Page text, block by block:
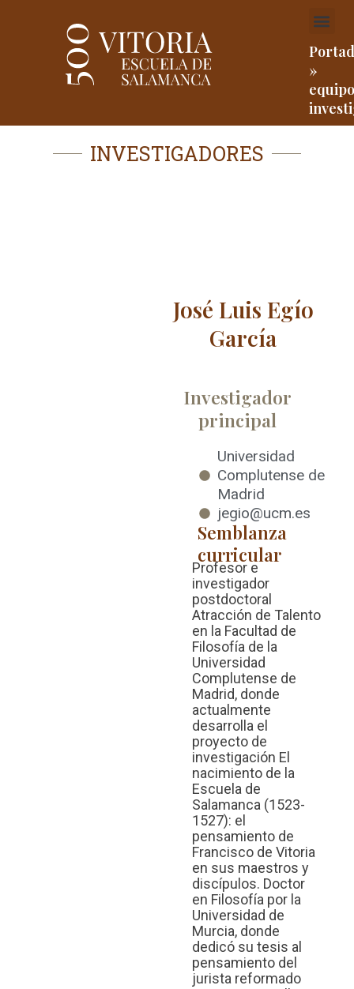
»
equipo
INVESTIGADORES
José Luis Egío
García
Investigador
principal
Universidad
Complutense de
Madrid
jegio@ucm.es
Semblanza
curricular
Profesor e
investigador
postdoctoral
Atracción de Talento
en la Facultad de
Filosofía de la
Universidad
Complutense de
Madrid, donde
actualmente
desarrolla el
proyecto de
investigación El
nacimiento de la
Escuela de
Salamanca (1523-
1527): el
pensamiento de
Francisco de Vitoria
en sus maestros y
discípulos. Doctor
en Filosofía por la
Universidad de
Murcia, donde
dedicó su tesis al
pensamiento del
jurista reformado